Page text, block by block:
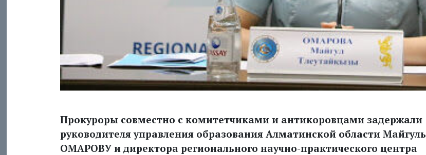
Прокуроры совместно с комитетчиками и антикоровцами задержали
руководителя управления образования Алматинской области Майгуль
ОМАРОВУ и директора регионального научно-практического центра